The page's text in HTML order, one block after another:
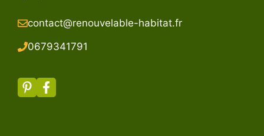
contact@renouvelable-habitat.fr
0679341791